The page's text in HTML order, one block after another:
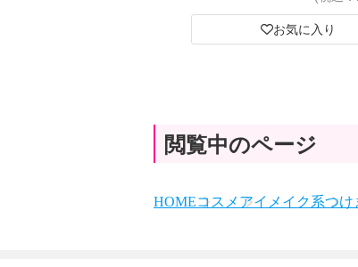
お気に入り
閲覧中のページ
HOMEコスメ アイメイク系つけ